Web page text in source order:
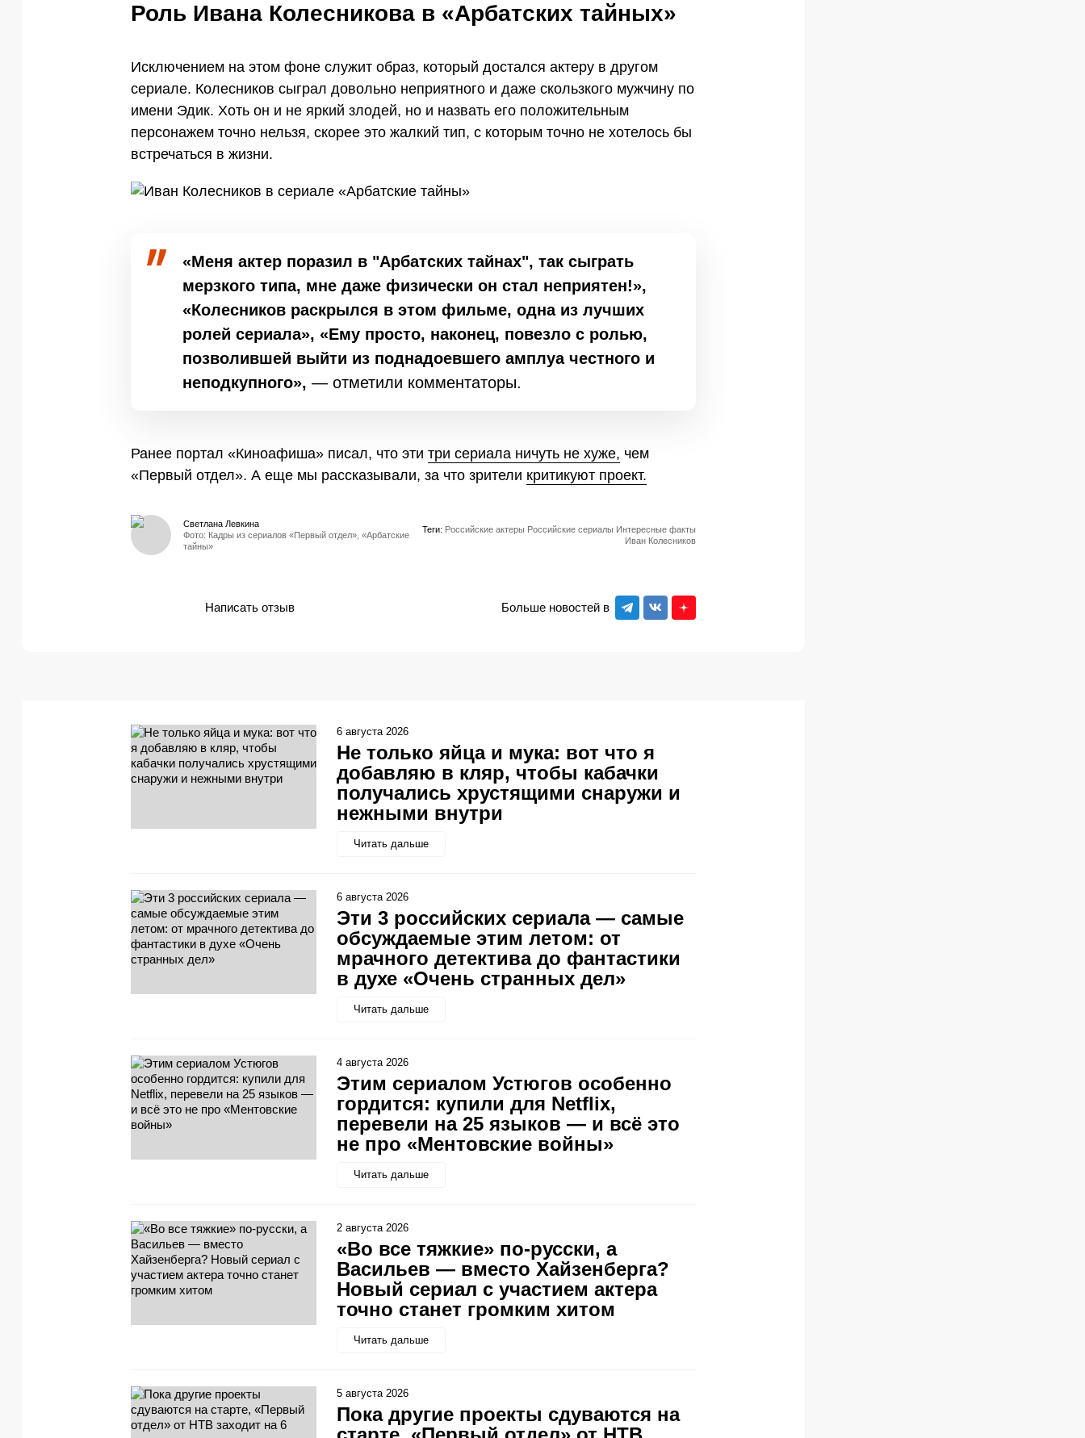
Роль Ивана Колесникова в «Арбатских тайных»
Исключением на этом фоне служит образ, который достался актеру в другом
сериале. Колесников сыграл довольно неприятного и даже скользкого мужчину по
имени Эдик. Хоть он и не яркий злодей, но и назвать его положительным
персонажем точно нельзя, скорее это жалкий тип, с которым точно не хотелось бы
встречаться в жизни.
«Меня актер поразил в "Арбатских тайнах", так сыграть
мерзкого типа, мне даже физически он стал неприятен!»,
«Колесников раскрылся в этом фильме, одна из лучших
ролей сериала», «Ему просто, наконец, повезло с ролью,
позволившей выйти из поднадоевшего амплуа честного и
неподкупного», — отметили комментаторы.
Ранее портал «Киноафиша» писал, что эти три сериала ничуть не хуже, чем
«Первый отдел». А еще мы рассказывали, за что зрители критикуют проект.
Фото: Кадры из сериалов «Первый отдел», «Арбатские
тайны»
Светлана Левкина
Теги: Российские актеры Российские сериалы Интересные факты
Иван Колесников
Больше новостей в
Написать отзыв
Не только яйца и мука: вот что я
добавляю в кляр, чтобы кабачки
получались хрустящими снаружи и
нежными внутри
Читать дальше
6 августа 2026
Эти 3 российских сериала — самые
обсуждаемые этим летом: от
мрачного детектива до фантастики
в духе «Очень странных дел»
Читать дальше
6 августа 2026
Этим сериалом Устюгов особенно
гордится: купили для Netflix,
перевели на 25 языков — и всё это
не про «Ментовские войны»
Читать дальше
4 августа 2026
«Во все тяжкие» по-русски, а
Васильев — вместо Хайзенберга?
Новый сериал с участием актера
точно станет громким хитом
Читать дальше
2 августа 2026
Пока другие проекты сдуваются на
5 августа 2026